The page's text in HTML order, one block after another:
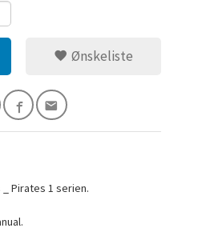
Ønskeliste
Pirates 1 serien.